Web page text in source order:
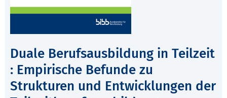
Duale Berufsausbildung in Teilzeit
: Empirische Befunde zu
Strukturen und Entwicklungen der